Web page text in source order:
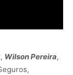
, Wilson Pereira,